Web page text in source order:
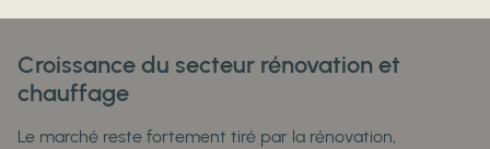
Croissance du secteur rénovation et
chauffage
Le marché reste fortement tiré par la rénovation,